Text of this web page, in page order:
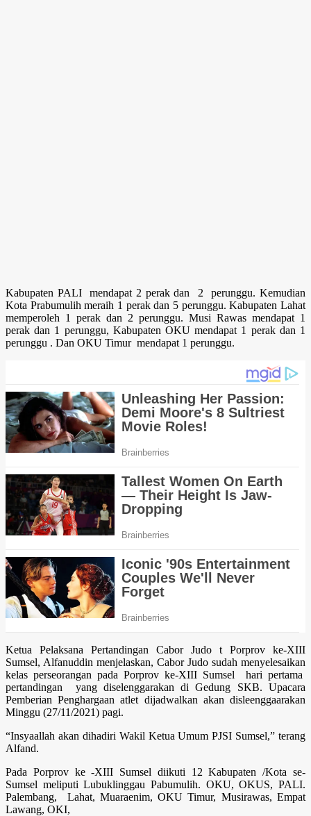
Kabupaten PALI mendapat 2 perak dan 2 perunggu. Kemudian
Kota Prabumulih meraih 1 perak dan 5 perunggu. Kabupaten Lahat
memperoleh 1 perak dan 2 perunggu. Musi Rawas mendapat 1
perak dan 1 perunggu, Kabupaten OKU mendapat 1 perak dan 1
perunggu . Dan OKU Timur mendapat 1 perunggu.
Ketua Pelaksana Pertandingan Cabor Judo t Porprov ke-XIII
Sumsel, Alfanuddin menjelaskan, Cabor Judo sudah menyelesaikan
kelas perseorangan pada Porprov ke-XIII Sumsel hari pertama
pertandingan yang diselenggarakan di Gedung SKB. Upacara
Pemberian Penghargaan atlet dijadwalkan akan disleenggaarakan
Minggu (27/11/2021) pagi.
“Insyaallah akan dihadiri Wakil Ketua Umum PJSI Sumsel,” terang
Alfand.
Pada Porprov ke -XIII Sumsel diikuti 12 Kabupaten /Kota se-
Sumsel meliputi Lubuklinggau Pabumulih. OKU, OKUS, PALI.
Palembang, Lahat, Muaraenim, OKU Timur, Musirawas, Empat
Lawang, OKI,